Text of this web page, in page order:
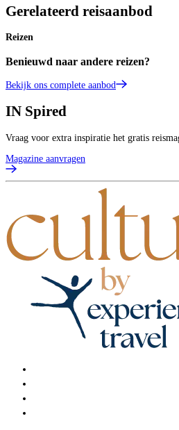
Gerelateerd reisaanbod
Reizen
Benieuwd naar andere reizen?
Bekijk ons complete aanbod
IN Spired
Vraag voor extra inspiratie het gratis
Magazine aanvragen